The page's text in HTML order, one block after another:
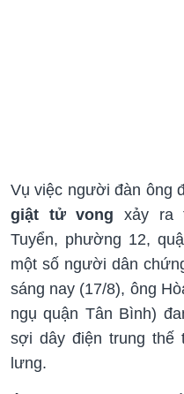
Vụ việc người đàn ông
giật tử vong xảy ra
Tuyển, phường 12,
một số người dân
sáng nay (17/8), ông
ngụ quận Tân Bình)
sợi dây điện trung
lưng.